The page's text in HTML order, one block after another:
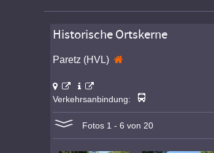
Historische Ortskerne
Paretz (HVL)
Verkehrsanbindung:
Fotos 1 - 6 von 20